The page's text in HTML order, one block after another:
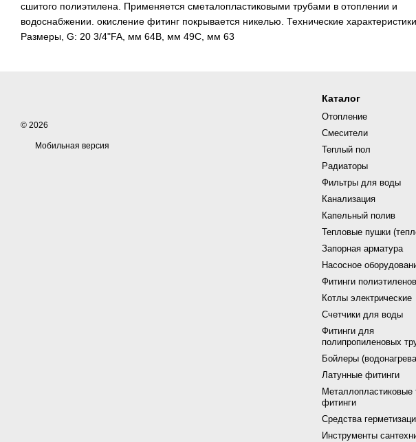
сшитого полиэтилена. Применяется сметалопластиковыми трубами в отоплении и
водоснабжении. окисление фитинг покрывается никелью. Технические
Размеры, G: 20 3/4"FA, мм 64B, мм 49C, мм 63
© 2026
Мобильная версия
Каталог
Отопление
Смесители
Теплый пол
Радиаторы
Фильтры для воды
Канализация
Капельный полив
Тепловые пушки
Запорная арматура
Насосное
Фитинги
Котлы электрические
Счетчики для воды
Фитинги для
полипропиленовых
Бойлеры
Латунные фитинги
Металлопластиковые
фитинги
Средства
Инструменты